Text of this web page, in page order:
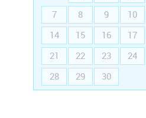
7
8 9 10
14
15 16 17
21
22 23 24
28
29 30